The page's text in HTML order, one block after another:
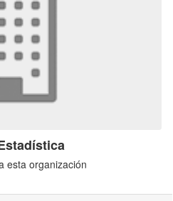
esta organización